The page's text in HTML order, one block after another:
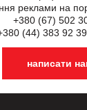
реклами на
+380 (67) 502
(44) 383 92
написати